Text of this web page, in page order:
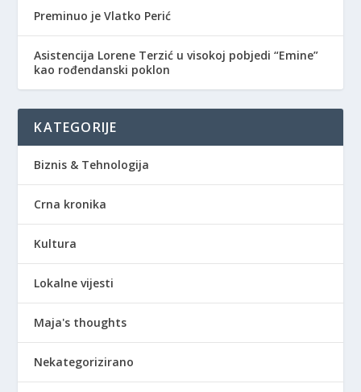
Preminuo je Vlatko Perić
Asistencija Lorene Terzić u visokoj pobjedi “Emine”
kao rođendanski poklon
KATEGORIJE
Biznis & Tehnologija
Crna kronika
Kultura
Lokalne vijesti
Maja's thoughts
Nekategorizirano